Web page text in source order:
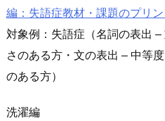
編：失語症教材・課題のプリ
対象例：失語症（名詞の表出 –
さのある方・文の表出 – 中等
のある方）
洗濯編